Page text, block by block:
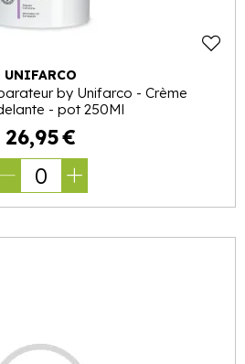
UNIFARCO
by Unifarco - Crème
- pot 250Ml
26,95€
0